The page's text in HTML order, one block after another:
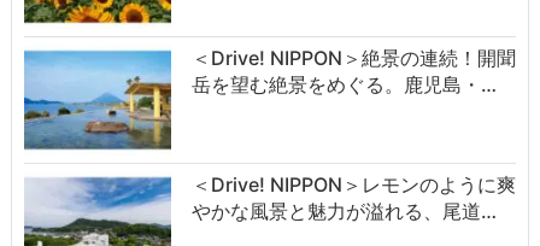
＜Drive! NIPPON＞絶景の連続！開聞
岳を望む絶景をめぐる。鹿児島・…
＜Drive! NIPPON＞レモンのように爽
やかな風景と魅力が溢れる、尾道…